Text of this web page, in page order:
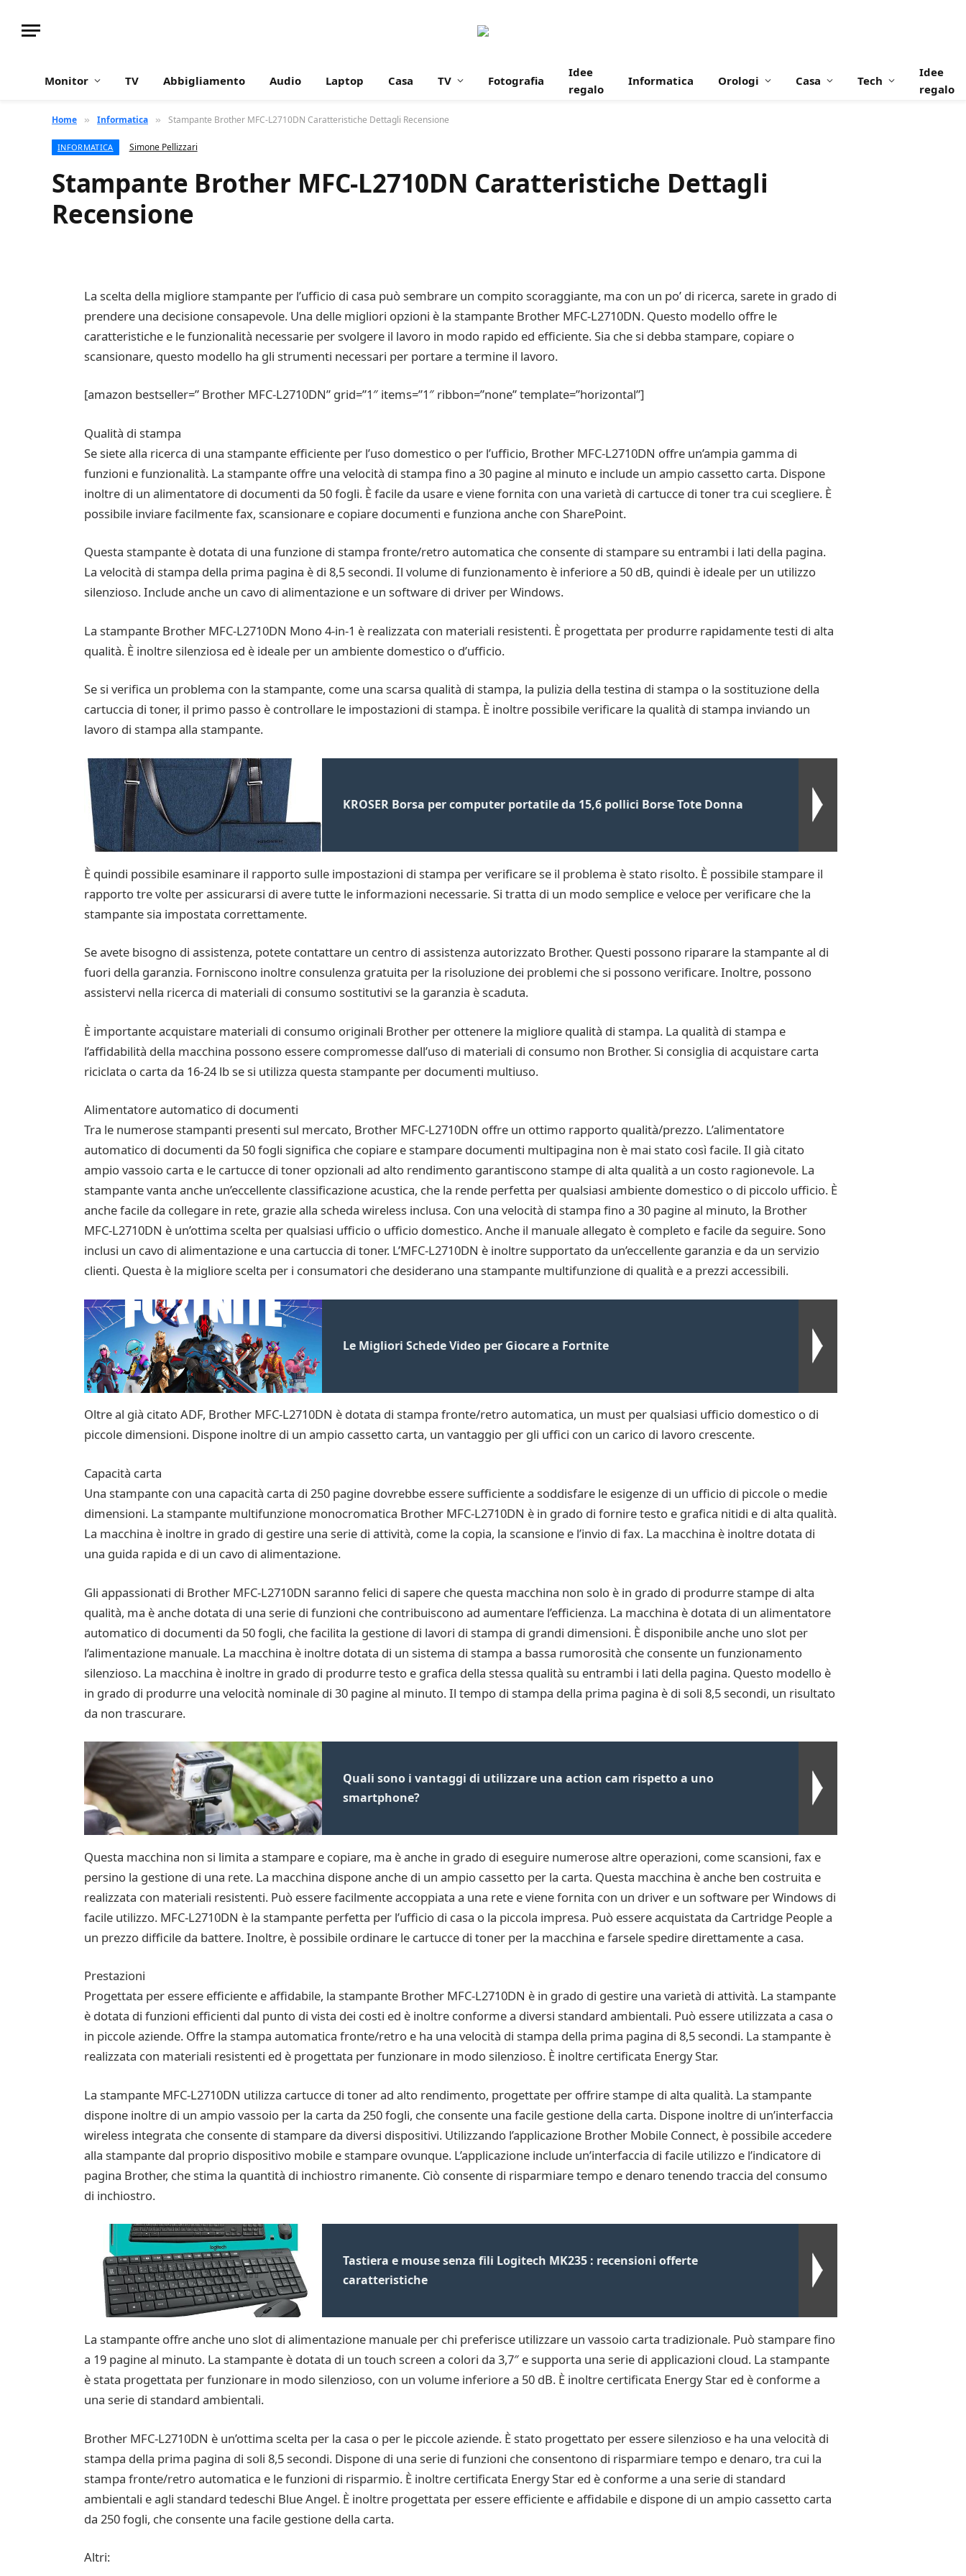
Monitor TV Abbigliamento Audio Laptop Casa TV Fotografia
Idee
regalo
Informatica Orologi Casa Tech
Idee
regalo
Home » Informatica » Stampante Brother MFC-L2710DN Caratteristiche Dettagli Recensione
INFORMATICA Simone Pellizzari
Stampante Brother MFC-L2710DN Caratteristiche Dettagli
Recensione
La scelta della migliore stampante per l’ufficio di casa può sembrare un compito scoraggiante, ma con un po’ di ricerca, sarete in grado di
prendere una decisione consapevole. Una delle migliori opzioni è la stampante Brother MFC-L2710DN. Questo modello offre le
caratteristiche e le funzionalità necessarie per svolgere il lavoro in modo rapido ed efficiente. Sia che si debba stampare, copiare o
scansionare, questo modello ha gli strumenti necessari per portare a termine il lavoro.
[amazon bestseller=” Brother MFC-L2710DN” grid=”1″ items=”1″ ribbon=”none” template=”horizontal”]
Qualità di stampa
Se siete alla ricerca di una stampante efficiente per l’uso domestico o per l’ufficio, Brother MFC-L2710DN offre un’ampia gamma di
funzioni e funzionalità. La stampante offre una velocità di stampa fino a 30 pagine al minuto e include un ampio cassetto carta. Dispone
inoltre di un alimentatore di documenti da 50 fogli. È facile da usare e viene fornita con una varietà di cartucce di toner tra cui scegliere. È
possibile inviare facilmente fax, scansionare e copiare documenti e funziona anche con SharePoint.
Questa stampante è dotata di una funzione di stampa fronte/retro automatica che consente di stampare su entrambi i lati della pagina.
La velocità di stampa della prima pagina è di 8,5 secondi. Il volume di funzionamento è inferiore a 50 dB, quindi è ideale per un utilizzo
silenzioso. Include anche un cavo di alimentazione e un software di driver per Windows.
La stampante Brother MFC-L2710DN Mono 4-in-1 è realizzata con materiali resistenti. È progettata per produrre rapidamente testi di alta
qualità. È inoltre silenziosa ed è ideale per un ambiente domestico o d’ufficio.
Se si verifica un problema con la stampante, come una scarsa qualità di stampa, la pulizia della testina di stampa o la sostituzione della
cartuccia di toner, il primo passo è controllare le impostazioni di stampa. È inoltre possibile verificare la qualità di stampa inviando un
lavoro di stampa alla stampante.
KROSER Borsa per computer portatile da 15,6 pollici Borse Tote Donna
È quindi possibile esaminare il rapporto sulle impostazioni di stampa per verificare se il problema è stato risolto. È possibile stampare il
rapporto tre volte per assicurarsi di avere tutte le informazioni necessarie. Si tratta di un modo semplice e veloce per verificare che la
stampante sia impostata correttamente.
Se avete bisogno di assistenza, potete contattare un centro di assistenza autorizzato Brother. Questi possono riparare la stampante al di
fuori della garanzia. Forniscono inoltre consulenza gratuita per la risoluzione dei problemi che si possono verificare. Inoltre, possono
assistervi nella ricerca di materiali di consumo sostitutivi se la garanzia è scaduta.
È importante acquistare materiali di consumo originali Brother per ottenere la migliore qualità di stampa. La qualità di stampa e
l’affidabilità della macchina possono essere compromesse dall’uso di materiali di consumo non Brother. Si consiglia di acquistare carta
riciclata o carta da 16-24 lb se si utilizza questa stampante per documenti multiuso.
Alimentatore automatico di documenti
Tra le numerose stampanti presenti sul mercato, Brother MFC-L2710DN offre un ottimo rapporto qualità/prezzo. L’alimentatore
automatico di documenti da 50 fogli significa che copiare e stampare documenti multipagina non è mai stato così facile. Il già citato
ampio vassoio carta e le cartucce di toner opzionali ad alto rendimento garantiscono stampe di alta qualità a un costo ragionevole. La
stampante vanta anche un’eccellente classificazione acustica, che la rende perfetta per qualsiasi ambiente domestico o di piccolo ufficio. È
anche facile da collegare in rete, grazie alla scheda wireless inclusa. Con una velocità di stampa fino a 30 pagine al minuto, la Brother
MFC-L2710DN è un’ottima scelta per qualsiasi ufficio o ufficio domestico. Anche il manuale allegato è completo e facile da seguire. Sono
inclusi un cavo di alimentazione e una cartuccia di toner. L’MFC-L2710DN è inoltre supportato da un’eccellente garanzia e da un servizio
clienti. Questa è la migliore scelta per i consumatori che desiderano una stampante multifunzione di qualità e a prezzi accessibili.
Le Migliori Schede Video per Giocare a Fortnite
Oltre al già citato ADF, Brother MFC-L2710DN è dotata di stampa fronte/retro automatica, un must per qualsiasi ufficio domestico o di
piccole dimensioni. Dispone inoltre di un ampio cassetto carta, un vantaggio per gli uffici con un carico di lavoro crescente.
Capacità carta
Una stampante con una capacità carta di 250 pagine dovrebbe essere sufficiente a soddisfare le esigenze di un ufficio di piccole o medie
dimensioni. La stampante multifunzione monocromatica Brother MFC-L2710DN è in grado di fornire testo e grafica nitidi e di alta qualità.
La macchina è inoltre in grado di gestire una serie di attività, come la copia, la scansione e l’invio di fax. La macchina è inoltre dotata di
una guida rapida e di un cavo di alimentazione.
Gli appassionati di Brother MFC-L2710DN saranno felici di sapere che questa macchina non solo è in grado di produrre stampe di alta
qualità, ma è anche dotata di una serie di funzioni che contribuiscono ad aumentare l’efficienza. La macchina è dotata di un alimentatore
automatico di documenti da 50 fogli, che facilita la gestione di lavori di stampa di grandi dimensioni. È disponibile anche uno slot per
l’alimentazione manuale. La macchina è inoltre dotata di un sistema di stampa a bassa rumorosità che consente un funzionamento
silenzioso. La macchina è inoltre in grado di produrre testo e grafica della stessa qualità su entrambi i lati della pagina. Questo modello è
in grado di produrre una velocità nominale di 30 pagine al minuto. Il tempo di stampa della prima pagina è di soli 8,5 secondi, un risultato
da non trascurare.
Quali sono i vantaggi di utilizzare una action cam rispetto a uno
smartphone?
Questa macchina non si limita a stampare e copiare, ma è anche in grado di eseguire numerose altre operazioni, come scansioni, fax e
persino la gestione di una rete. La macchina dispone anche di un ampio cassetto per la carta. Questa macchina è anche ben costruita e
realizzata con materiali resistenti. Può essere facilmente accoppiata a una rete e viene fornita con un driver e un software per Windows di
facile utilizzo. MFC-L2710DN è la stampante perfetta per l’ufficio di casa o la piccola impresa. Può essere acquistata da Cartridge People a
un prezzo difficile da battere. Inoltre, è possibile ordinare le cartucce di toner per la macchina e farsele spedire direttamente a casa.
Prestazioni
Progettata per essere efficiente e affidabile, la stampante Brother MFC-L2710DN è in grado di gestire una varietà di attività. La stampante
è dotata di funzioni efficienti dal punto di vista dei costi ed è inoltre conforme a diversi standard ambientali. Può essere utilizzata a casa o
in piccole aziende. Offre la stampa automatica fronte/retro e ha una velocità di stampa della prima pagina di 8,5 secondi. La stampante è
realizzata con materiali resistenti ed è progettata per funzionare in modo silenzioso. È inoltre certificata Energy Star.
La stampante MFC-L2710DN utilizza cartucce di toner ad alto rendimento, progettate per offrire stampe di alta qualità. La stampante
dispone inoltre di un ampio vassoio per la carta da 250 fogli, che consente una facile gestione della carta. Dispone inoltre di un’interfaccia
wireless integrata che consente di stampare da diversi dispositivi. Utilizzando l’applicazione Brother Mobile Connect, è possibile accedere
alla stampante dal proprio dispositivo mobile e stampare ovunque. L’applicazione include un’interfaccia di facile utilizzo e l’indicatore di
pagina Brother, che stima la quantità di inchiostro rimanente. Ciò consente di risparmiare tempo e denaro tenendo traccia del consumo
di inchiostro.
Tastiera e mouse senza fili Logitech MK235 : recensioni offerte
caratteristiche
La stampante offre anche uno slot di alimentazione manuale per chi preferisce utilizzare un vassoio carta tradizionale. Può stampare fino
a 19 pagine al minuto. La stampante è dotata di un touch screen a colori da 3,7″ e supporta una serie di applicazioni cloud. La stampante
è stata progettata per funzionare in modo silenzioso, con un volume inferiore a 50 dB. È inoltre certificata Energy Star ed è conforme a
una serie di standard ambientali.
Brother MFC-L2710DN è un’ottima scelta per la casa o per le piccole aziende. È stato progettato per essere silenzioso e ha una velocità di
stampa della prima pagina di soli 8,5 secondi. Dispone di una serie di funzioni che consentono di risparmiare tempo e denaro, tra cui la
stampa fronte/retro automatica e le funzioni di risparmio. È inoltre certificata Energy Star ed è conforme a una serie di standard
ambientali e agli standard tedeschi Blue Angel. È inoltre progettata per essere efficiente e affidabile e dispone di un ampio cassetto carta
da 250 fogli, che consente una facile gestione della carta.
Altri: